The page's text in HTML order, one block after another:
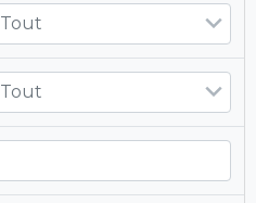
Tout
Tout